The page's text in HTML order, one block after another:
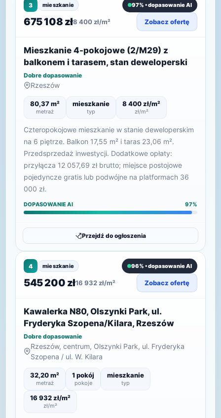
3 mieszkanie 97% • dopasowanie AI
675 108 zł8 400 zł/m² Zobacz ofertę
Mieszkanie 4-pokojowe (2/M29) z
balkonem i tarasem, stan deweloperski
Dobre dopasowanie
Rzeszów
80,37 m²
metraż
mieszkanie
typ
8 400 zł/m²
zł/m²
Czteropokojowe mieszkanie w stanie deweloperskim
na 6 piętrze. Balkon 17,55 m² i taras 23,06 m².
Przedsprzedaż inwestycji. Dodatkowe opłaty:
przyłącza 12 057,69 zł brutto; miejsce postojowe
pojedyncze gratis lub podwójne na platformach 36
000 zł.
DOPASOWANIE AI 97%
Przejdź do ogłoszenia
4 mieszkanie 96% • dopasowanie AI
545 200 zł16 932 zł/m² Zobacz ofertę
Kawalerka N80, Olszynki Park, ul.
Fryderyka Szopena/Kilara, Rzeszów
Dobre dopasowanie
Rzeszów, centrum, Olszynki Park, ul. Fryderyka
Szopena / ul. W. Kilara
32,20 m²
metraż
1 pokój
pokoje
mieszkanie
typ
16 932 zł/m²
zł/m²